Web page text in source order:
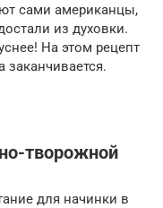
сами американцы,
из духовки.
На этом рецепт
заканчивается.
творожной
для начинки в